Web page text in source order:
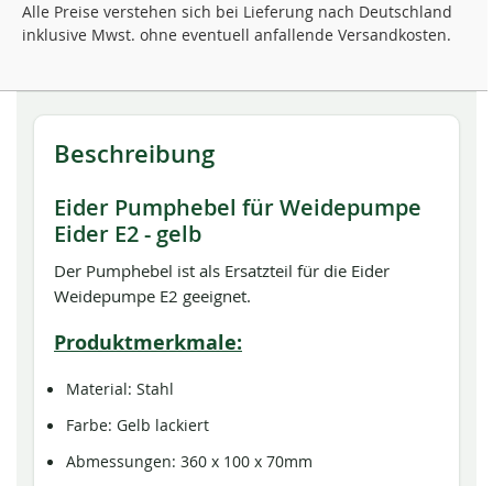
Alle Preise verstehen sich bei Lieferung nach Deutschland
inklusive Mwst. ohne eventuell anfallende Versandkosten.
Beschreibung
Eider Pumphebel für Weidepumpe
Eider E2 - gelb
Der Pumphebel ist als Ersatzteil für die Eider
Weidepumpe E2 geeignet.
Produktmerkmale:
Material: Stahl
Farbe: Gelb lackiert
Abmessungen: 360 x 100 x 70mm